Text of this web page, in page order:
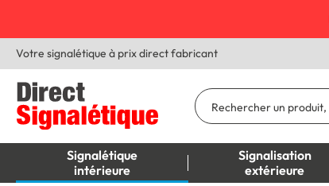
Votre signalétique à prix direct fabricant
Signalétique
intérieure
Signalisation
extérieure